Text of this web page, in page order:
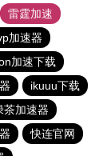
雷霆加速
加速器
加速下载
ikuuu下载
茶加速器
快连官网